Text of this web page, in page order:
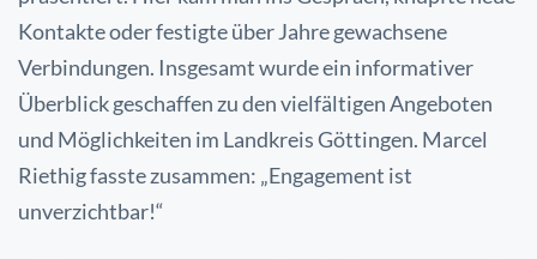
Kontakte oder festigte über Jahre gewachsene
Verbindungen. Insgesamt wurde ein informativer
Überblick geschaffen zu den vielfältigen Angeboten
und Möglichkeiten im Landkreis Göttingen. Marcel
Riethig fasste zusammen: „Engagement ist
unverzichtbar!“